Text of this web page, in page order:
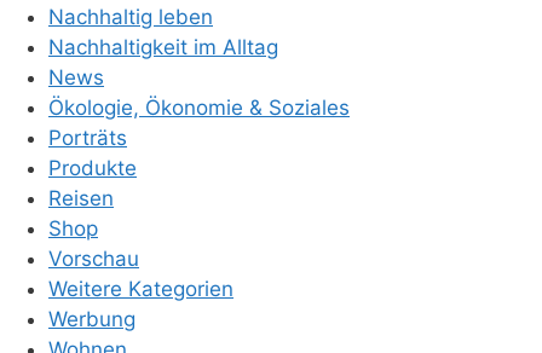
Nachhaltig leben
Nachhaltigkeit im Alltag
News
Ökologie, Ökonomie & Soziales
Porträts
Produkte
Reisen
Shop
Vorschau
Weitere Kategorien
Werbung